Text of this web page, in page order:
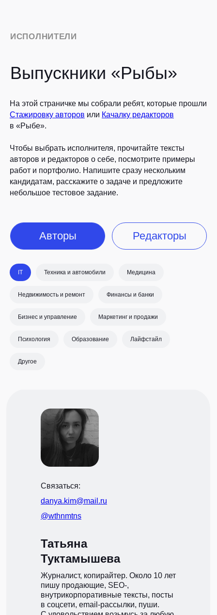
На этой страничке мы собрали ребят, которые прошли
Стажировку авторов или Качалку редакторов
в «Рыбе».
Чтобы выбрать исполнителя, прочитайте тексты
авторов и редакторов о себе, посмотрите примеры
работ и портфолио. Напишите сразу нескольким
кандидатам, расскажите о задаче и предложите
небольшое тестовое задание.
Авторы Редакторы
IT Техника и автомобили Медицина
Недвижимость и ремонт Финансы и банки
Бизнес и управление Маркетинг и продажи
Психология Образование Лайфстайл
Другое
Татьяна
Туктамышева
Журналист, копирайтер. Около 10 лет
пишу продающие, SEO-,
внутрикорпоративные тексты, посты
в соцсети, email-рассылки, пуши.
Связаться:
@wthnmtns
danya.kim@mail.ru